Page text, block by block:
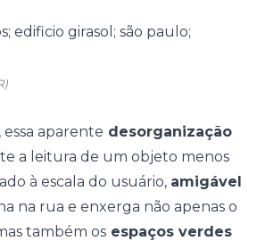
aparente desorganização
a leitura de um objeto menos
à escala do usuário, amigável
na rua e enxerga não apenas o
também os espaços verdes